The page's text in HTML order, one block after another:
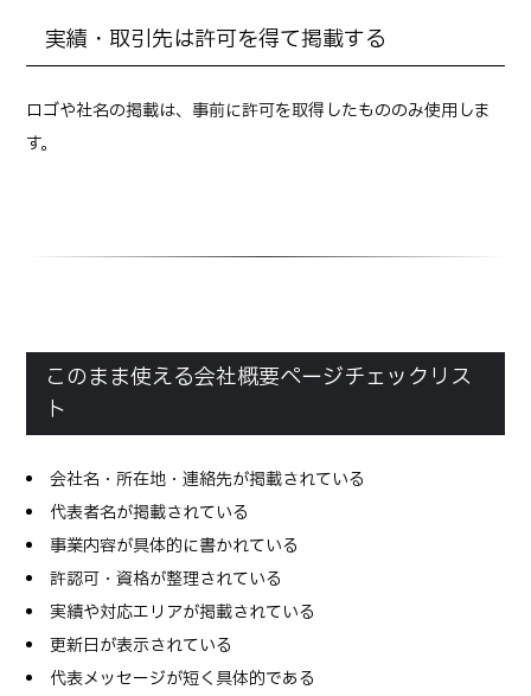
実績・取引先は許可を得て掲載する
ロゴや社名の掲載は、事前に許可を取得したもののみ使用しま
す。
このまま使える会社概要ページチェックリス
ト
会社名・所在地・連絡先が掲載されている
代表者名が掲載されている
事業内容が具体的に書かれている
許認可・資格が整理されている
実績や対応エリアが掲載されている
更新日が表示されている
代表メッセージが短く具体的である